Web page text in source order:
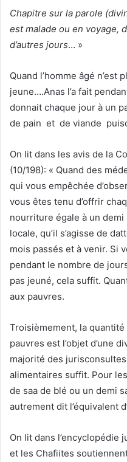
Chapitre sur la parole
est malade ou en voyage,
d’autres jours… »
Quand l’homme âgé n’est
jeune….Anas l’a fait
donnait chaque jour à un
de pain et de viande
On lit dans les avis de la
(10/198): « Quand des
qui vous empêchée
vous êtes tenu d’offrir
nourriture égale à un
locale, qu’il s’agisse de
mois passés et à venir. Si
pendant le nombre de
pas jeuné, cela suffit.
aux pauvres.
Troisièmement, la
pauvres est l’objet d’une
majorité des
alimentaires suffit. Pour
de saa de blé ou un demi
autrement dit l’équivalent
On lit dans l’encyclopédie
et les Chafiites